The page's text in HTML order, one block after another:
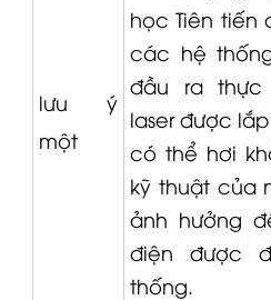
lưu ý
một
học Tiên tiến
các hệ
đầu ra thực
laser được
có thể hơi
kỹ thuật của
ảnh hưởng
điện được
thống.